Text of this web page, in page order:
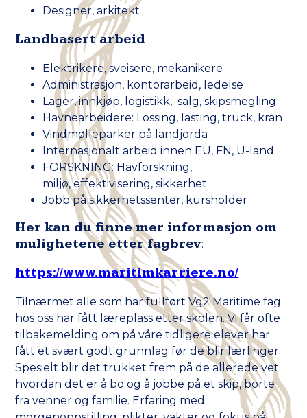
Designer, arkitekt
Landbasert arbeid
Elektrikere, sveisere, mekanikere
Administrasjon, kontorarbeid, ledelse
Lager, innkjøp, logistikk, salg, skipsmegling
Havnearbeidere: Lossing, lasting, truck, kran
Vindmølleparker på landjorda
Internasjonalt arbeid innen EU, FN, U-land
FORSKNING: Havforskning,
miljø, effektivisering, sikkerhet
Jobb på sikkerhetssenter, kursholder
Her kan du finne mer informasjon om
mulighetene etter fagbrev:
https://www.maritimkarriere.no/
Tilnærmet alle som har fullført Vg2 Maritime fag
hos oss har fått læreplass etter skolen. Vi får ofte
tilbakemelding om på våre tidligere elever har
fått et svært godt grunnlag før de blir lærlinger.
Spesielt blir det trukket frem på de allerede vet
hvordan det er å bo og å jobbe på et skip, borte
fra venner og familie. Erfaring med